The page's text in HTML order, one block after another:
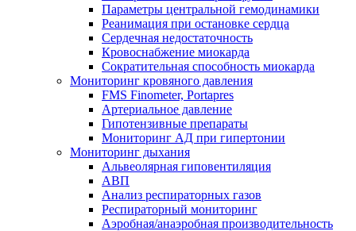
Параметры центральной гемодинамики
Реанимация при остановке сердца
Сердечная недостаточность
Кровоснабжение миокарда
Сократительная способность миокарда
Мониторинг кровяного давления
FMS Finometer, Portapres
Артериальное давление
Гипотензивные препараты
Мониторинг АД при гипертонии
Мониторинг дыхания
Альвеолярная гиповентиляция
АВП
Анализ респираторных газов
Респираторный мониторинг
Аэробная/анаэробная производительность